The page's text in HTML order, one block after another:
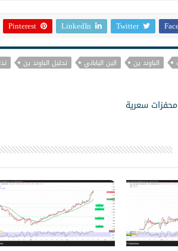
Twitter
LinkedIn
Pinterest
الباوند ين الين الياباني تحليل الباوند ين
سعرية